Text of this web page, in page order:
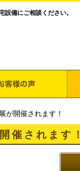
設備にご相談ください。
が開催されます！
催されます！